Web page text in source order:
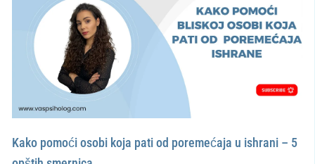
Kako pomoći osobi koja pati od poremećaja u ishrani – 5